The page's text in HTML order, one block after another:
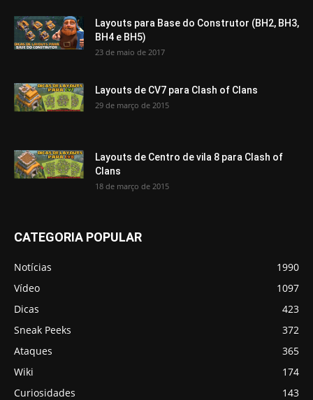
Layouts para Base do Construtor (BH2, BH3,
BH4 e BH5)
23 de maio de 2017
Layouts de CV7 para Clash of Clans
29 de março de 2015
Layouts de Centro de vila 8 para Clash of
Clans
18 de março de 2015
CATEGORIA POPULAR
Notícias
1990
Vídeo
1097
Dicas
423
Sneak Peeks
372
Ataques
365
Wiki
174
Curiosidades
143